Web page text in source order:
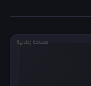
مساحة إعلانية